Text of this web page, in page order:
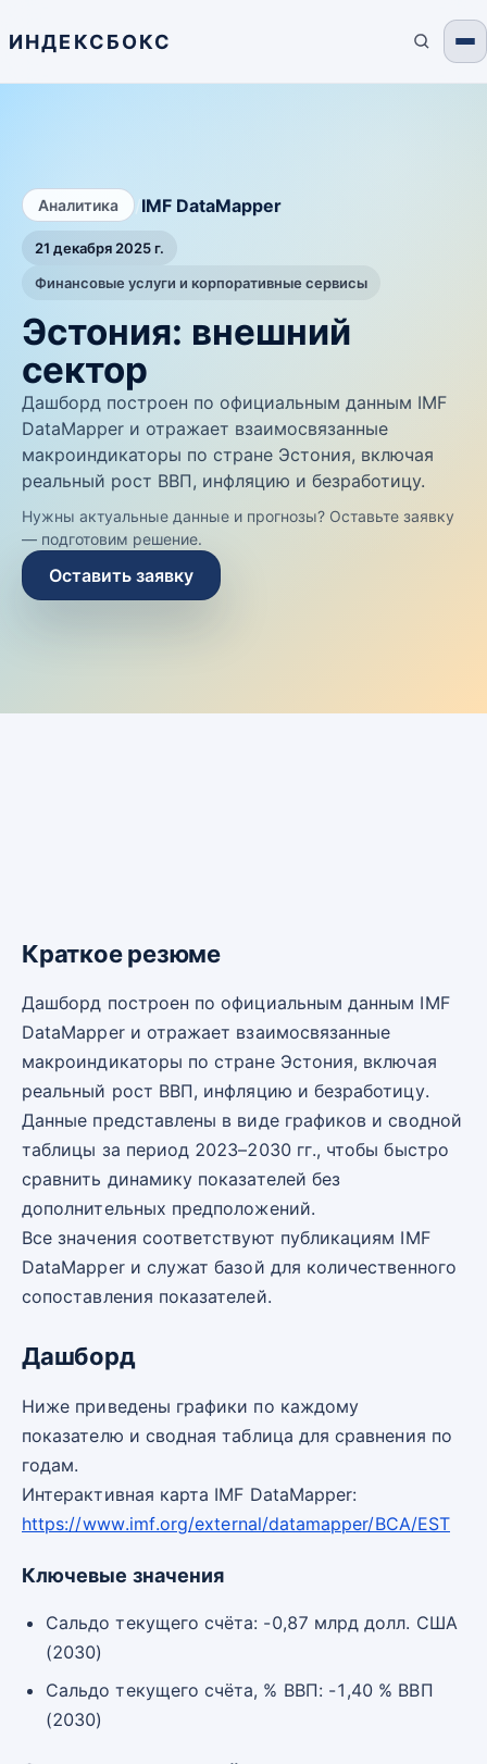
ИНДЕКСБОКС
Аналитика IMF DataMapper
21 декабря 2025 г.
Финансовые услуги и корпоративные сервисы
Эстония: внешний
сектор
Дашборд построен по официальным данным IMF
DataMapper и отражает взаимосвязанные
макроиндикаторы по стране Эстония, включая
реальный рост ВВП, инфляцию и безработицу.
Нужны актуальные данные и прогнозы? Оставьте заявку
— подготовим решение.
Оставить заявку
Краткое резюме
Дашборд построен по официальным данным IMF
DataMapper и отражает взаимосвязанные
макроиндикаторы по стране Эстония, включая
реальный рост ВВП, инфляцию и безработицу.
Данные представлены в виде графиков и сводной
таблицы за период 2023–2030 гг., чтобы быстро
сравнить динамику показателей без
дополнительных предположений.
Все значения соответствуют публикациям IMF
DataMapper и служат базой для количественного
сопоставления показателей.
Дашборд
Ниже приведены графики по каждому
показателю и сводная таблица для сравнения по
годам.
Интерактивная карта IMF DataMapper:
https://www.imf.org/external/datamapper/BCA/EST
Ключевые значения
Сальдо текущего счёта: -0,87 млрд долл. США
(2030)
Сальдо текущего счёта, % ВВП: -1,40 % ВВП
(2030)